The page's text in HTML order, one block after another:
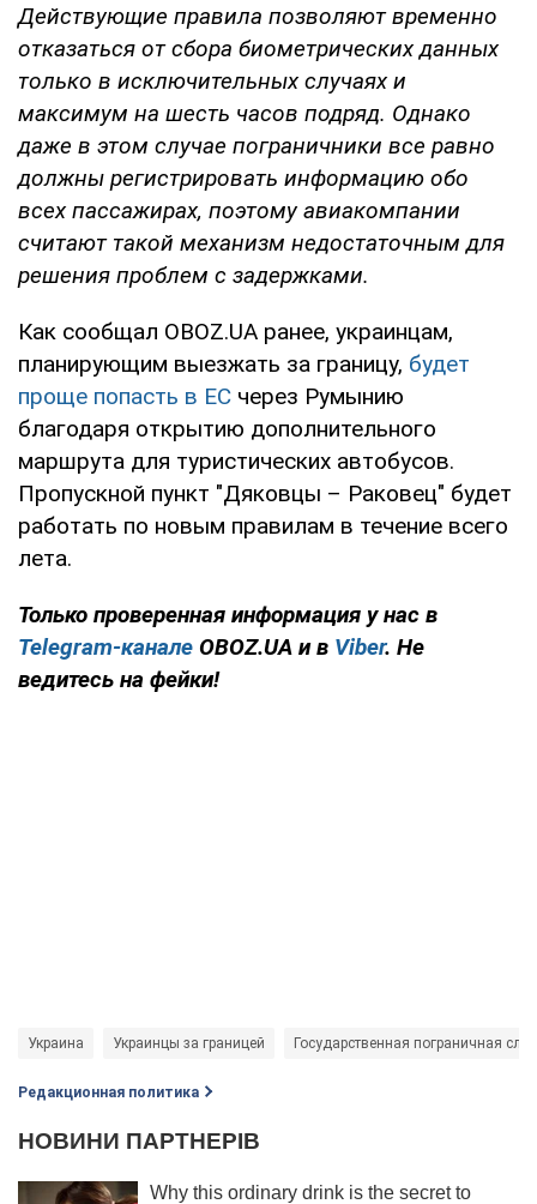
Действующие правила позволяют временно
отказаться от сбора биометрических данных
только в исключительных случаях и
максимум на шесть часов подряд. Однако
даже в этом случае пограничники все равно
должны регистрировать информацию обо
всех пассажирах, поэтому авиакомпании
считают такой механизм недостаточным для
решения проблем с задержками.
Как сообщал OBOZ.UA ранее, украинцам,
планирующим выезжать за границу, будет
проще попасть в ЕС через Румынию
благодаря открытию дополнительного
маршрута для туристических автобусов.
Пропускной пункт "Дяковцы – Раковец" будет
работать по новым правилам в течение всего
лета.
Только проверенная информация у нас в
Telegram-канале OBOZ.UA и в Viber. Не
ведитесь на фейки!
Украина Украинцы за границей Государственная пограничная
Редакционная политика